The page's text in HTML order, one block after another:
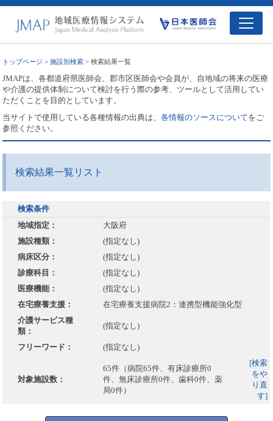
トップページ >施設別検索 > 検索結果一覧
JMAPは、各都道府県医師会、郡市区医師会や会員が、自地域の将来の医療
や介護の提供体制について検討を行う際の参考、ツールとして活用してい
ただくことを目的としています。
当サイトで使用している各種情報の出典は、各情報のソースについてをご
参照ください。
検索結果一覧リスト
検索条件
地域指定：
大阪府
施設種類：
(指定なし)
病床区分：
(指定なし)
診療科目：
(指定なし)
医療機能：
(指定なし)
在宅療養支援：
在宅療養支援病院2：連携型機能強化型
介護サービス種
類：
(指定なし)
フリーワード： (指定なし)
対象施設数：
65件（病院65件、有床診療所0
件、無床診療所0件、歯科0件、薬
局0件）
[検索
をや
り直
す]